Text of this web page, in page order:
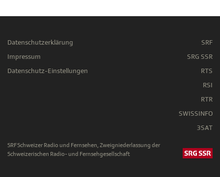
Datenschutzerklärung
Impressum
Datenschutz-Einstellungen
SRF
SRG SSR
RTS
RSI
RTR
SWISSINFO
3SAT
SRF Schweizer Radio und Fernsehen, Zweigniederlassung der
Schweizerischen Radio- und Fernsehgesellschaft